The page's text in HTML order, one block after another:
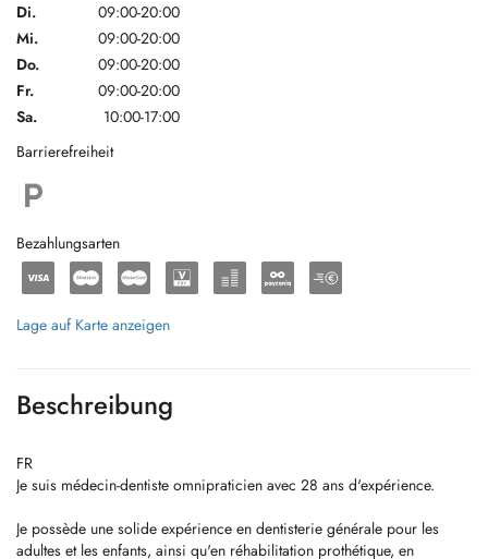
Di.
09:00-20:00
Mi.
09:00-20:00
Do.
09:00-20:00
Fr.
09:00-20:00
Sa.
10:00-17:00
Barrierefreiheit
Bezahlungsarten
Lage auf Karte anzeigen
Beschreibung
FR
Je suis médecin-dentiste omnipraticien avec 28 ans d'expérience.
Je possède une solide expérience en dentisterie générale pour les
adultes et les enfants, ainsi qu'en réhabilitation prothétique, en